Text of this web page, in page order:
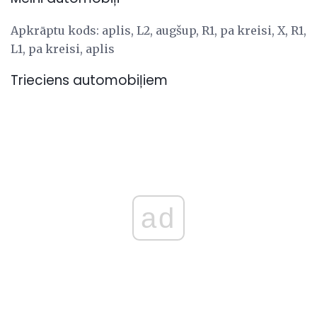
Apkrāptu kods: aplis, L2, augšup, R1, pa kreisi, X, R1,
L1, pa kreisi, aplis
Trieciens automobiļiem
ad